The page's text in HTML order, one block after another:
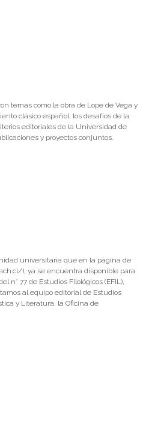
temas como la obra de Lope de Vega y
clásico español, los desafíos de la
editoriales de la Universidad de
y proyectos conjuntos.
universitaria que en la página de
), ya se encuentra disponible para
n° 77 de Estudios Filológicos (EFIL),
al equipo editorial de Estudios
y Literatura, la Oficina de